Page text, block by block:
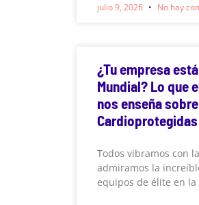
julio 9, 2026 No hay
¿Tu empresa
Mundial? Lo que
nos enseña
Cardioprotegidas
Todos vibramos con
admiramos la
equipos de élite en la